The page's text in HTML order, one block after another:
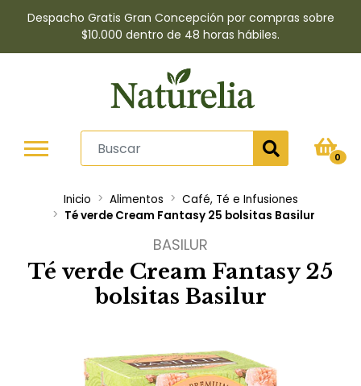
Despacho Gratis Gran Concepción por compras sobre
$10.000 dentro de 48 horas hábiles.
0
Inicio Alimentos
Café, Té e Infusiones
Té verde Cream Fantasy 25 bolsitas Basilur
BASILUR
Té verde Cream Fantasy 25
bolsitas Basilur